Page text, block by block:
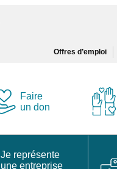
Offres d’emploi
Faire
un don
Je représente
une entreprise